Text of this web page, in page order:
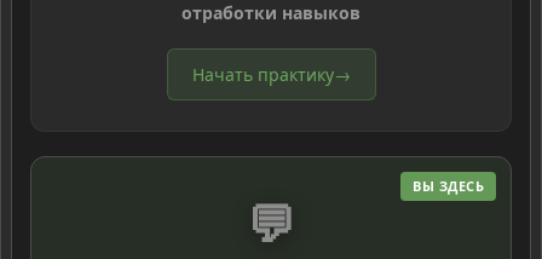
отработки навыков
Начать практику→
ВЫ ЗДЕСЬ
💬